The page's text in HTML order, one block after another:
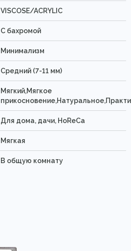
VISCOSE/ACRYLIC
C бахромой
Минимализм
Средний (7-11 мм)
Мягкий,Мягкое
Для дома, дачи, HoReCa
Мягкая
В общую комнату